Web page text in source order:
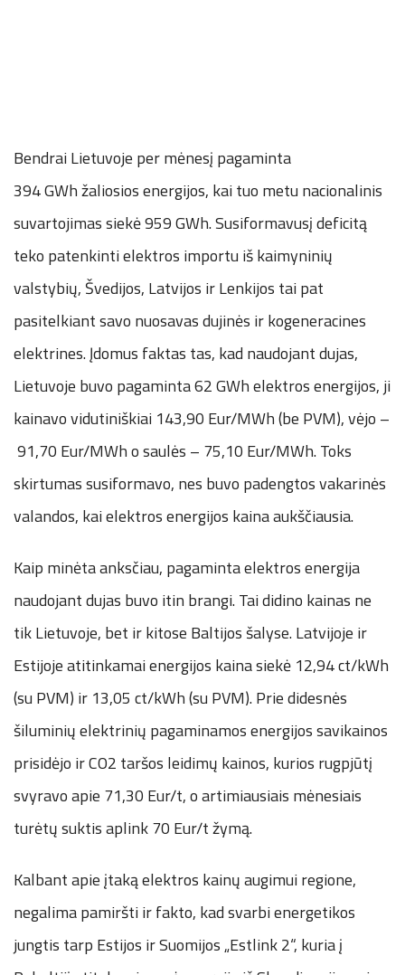
Bendrai Lietuvoje per mėnesį pagaminta
394 GWh žaliosios energijos, kai tuo metu nacionalinis
suvartojimas siekė 959 GWh. Susiformavusį deficitą
teko patenkinti elektros importu iš kaimyninių
valstybių, Švedijos, Latvijos ir Lenkijos tai pat
pasitelkiant savo nuosavas dujinės ir kogeneracines
elektrines. Įdomus faktas tas, kad naudojant dujas,
Lietuvoje buvo pagaminta 62 GWh elektros energijos, ji
kainavo vidutiniškiai 143,90 Eur/MWh (be PVM), vėjo –
91,70 Eur/MWh o saulės – 75,10 Eur/MWh. Toks
skirtumas susiformavo, nes buvo padengtos vakarinės
valandos, kai elektros energijos kaina aukščiausia.
Kaip minėta anksčiau, pagaminta elektros energija
naudojant dujas buvo itin brangi. Tai didino kainas ne
tik Lietuvoje, bet ir kitose Baltijos šalyse. Latvijoje ir
Estijoje atitinkamai energijos kaina siekė 12,94 ct/kWh
(su PVM) ir 13,05 ct/kWh (su PVM). Prie didesnės
šiluminių elektrinių pagaminamos energijos savikainos
prisidėjo ir CO2 taršos leidimų kainos, kurios rugpjūtį
svyravo apie 71,30 Eur/t, o artimiausiais mėnesiais
turėtų suktis aplink 70 Eur/t žymą.
Kalbant apie įtaką elektros kainų augimui regione,
negalima pamiršti ir fakto, kad svarbi energetikos
jungtis tarp Estijos ir Suomijos „Estlink 2“, kuria į